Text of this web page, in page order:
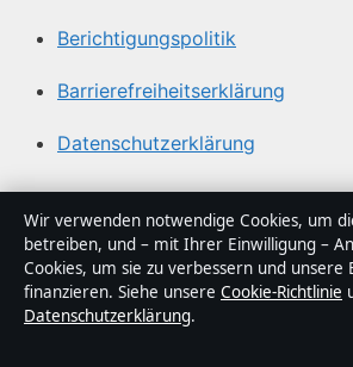
Berichtigungspolitik
Barrierefreiheitserklärung
Datenschutzerklärung
Über Sacharchiv in Kürze
Sacharchiv ist ein unabhängiger
Nachrichtenanbieter mit Fokus auf
Technik und Gesellschaft in
Wir verwenden notwendige Cookies, um
betreiben, und – mit Ihrer Einwilligung –
Cookies, um sie zu verbessern und
finanzieren. Siehe unsere Cookie-Richtlinie
Datenschutzerklärung.